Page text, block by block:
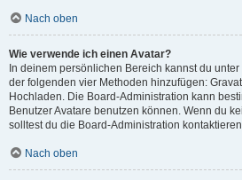
Nach oben
Wie verwende ich einen Avatar?
In deinem persönlichen Bereich kannst du unter
der folgenden vier Methoden hinzufügen:
Hochladen. Die Board-Administration kann
Benutzer Avatare benutzen können. Wenn du
solltest du die Board-Administration
Nach oben